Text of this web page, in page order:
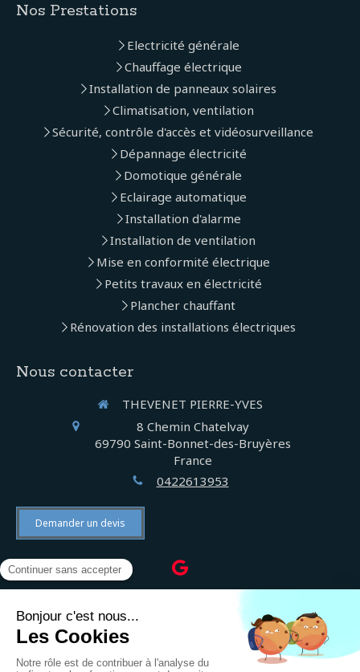
Nos Prestations
Electricité générale
Chauffage électrique
Installation de panneaux solaires
Climatisation, ventilation
Sécurité, contrôle d'accès et vidéosurveillance
Dépannage électricité
Domotique générale
Eclairage automatique
Installation d'alarme
Installation de ventilation
Mise en conformité électrique
Petits travaux en électricité
Plancher chauffant
Rénovation des installations électriques
Nous contacter
THEVENET PIERRE-YVES
8 Chemin Chatelvay
69790 Saint-Bonnet-des-Bruyères
France
0422613953
Demander un devis
©2022 THEVENET PIERRE-YVES - Électricien